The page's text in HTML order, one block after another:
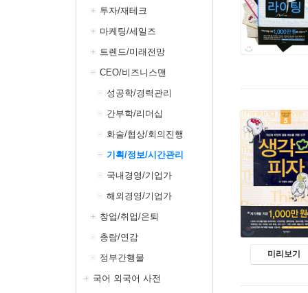
투자/재테크
마케팅/세일즈
트렌드/미래전망
CEO/비즈니스맨
성공학/경력관리
간부학/리더십
화술/협상/회의진행
기획/정보/시간관리
국내경영/기업가
해외경영/기업가
창업/취업/은퇴
총람/연감
정부간행물
국어 외국어 사전
미리보기